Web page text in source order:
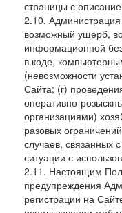
страницы с
2.10. Администрация
возможный ущерб,
информационной
в коде,
(невозможности
Сайта; (г)
оперативно-
организациями)
разовых
случаев, связанных
ситуации с
2.11. Настоящим
предупреждения
регистрации на